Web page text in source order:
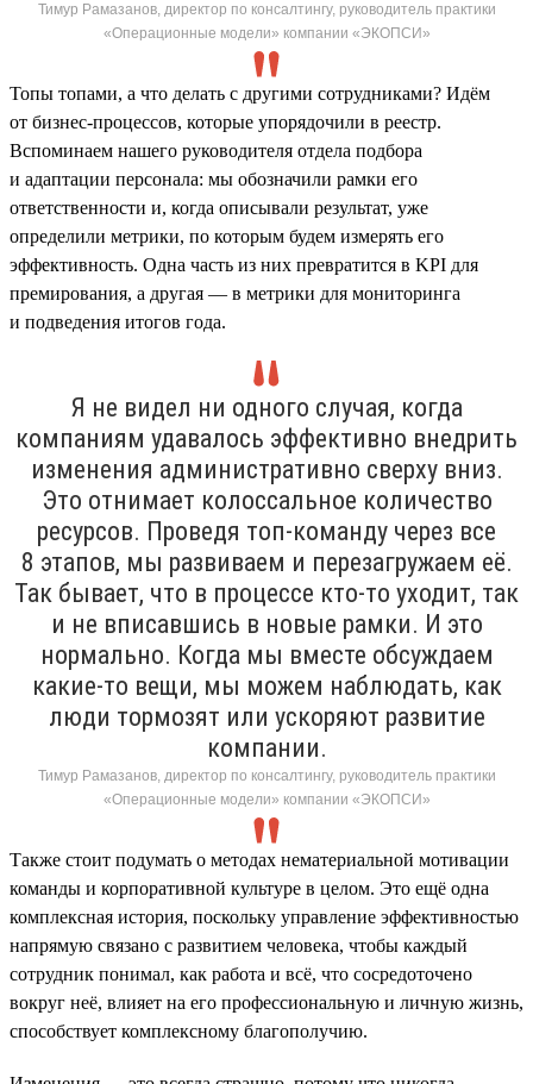
Тимур Рамазанов, директор по консалтингу, руководитель практики
«Операционные модели» компании «ЭКОПСИ»
Топы топами, а что делать с другими сотрудниками? Идём
от бизнес-процессов, которые упорядочили в реестр.
Вспоминаем нашего руководителя отдела подбора
и адаптации персонала: мы обозначили рамки его
ответственности и, когда описывали результат, уже
определили метрики, по которым будем измерять его
эффективность. Одна часть из них превратится в KPI для
премирования, а другая — в метрики для мониторинга
и подведения итогов года.
Я не видел ни одного случая, когда
компаниям удавалось эффективно внедрить
изменения административно сверху вниз.
Это отнимает колоссальное количество
ресурсов. Проведя топ-команду через все
8 этапов, мы развиваем и перезагружаем её.
Так бывает, что в процессе кто-то уходит, так
и не вписавшись в новые рамки. И это
нормально. Когда мы вместе обсуждаем
какие-то вещи, мы можем наблюдать, как
люди тормозят или ускоряют развитие
компании.
Тимур Рамазанов, директор по консалтингу, руководитель практики
«Операционные модели» компании «ЭКОПСИ»
Также стоит подумать о методах нематериальной мотивации
команды и корпоративной культуре в целом. Это ещё одна
комплексная история, поскольку управление эффективностью
напрямую связано с развитием человека, чтобы каждый
сотрудник понимал, как работа и всё, что сосредоточено
вокруг неё, влияет на его профессиональную и личную жизнь,
способствует комплексному благополучию.